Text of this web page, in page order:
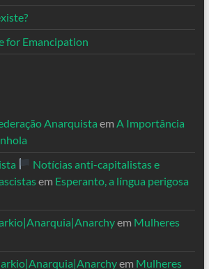
for Emancipation
Anarquista em A Importância
Notícias anti-capitalistas e
em Esperanto, a língua perigosa
em Mulheres
em Mulheres